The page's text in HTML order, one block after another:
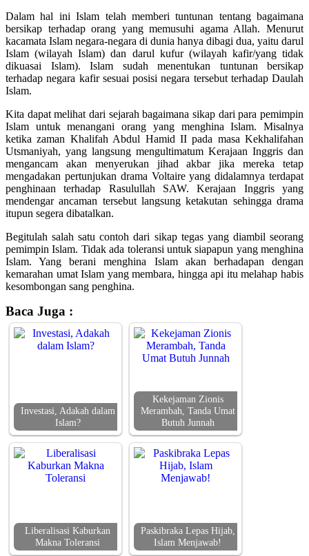
Dalam hal ini Islam telah memberi tuntunan tentang bagaimana
bersikap terhadap orang yang memusuhi agama Allah. Menurut
kacamata Islam negara-negara di dunia hanya dibagi dua, yaitu darul
Islam (wilayah Islam) dan darul kufur (wilayah kafir/yang tidak
dikuasai Islam). Islam sudah menentukan tuntunan bersikap
terhadap negara kafir sesuai posisi negara tersebut terhadap Daulah
Islam.
Kita dapat melihat dari sejarah bagaimana sikap dari para pemimpin
Islam untuk menangani orang yang menghina Islam. Misalnya
ketika zaman Khalifah Abdul Hamid II pada masa Kekhalifahan
Utsmaniyah, yang langsung mengultimatum Kerajaan Inggris dan
mengancam akan menyerukan jihad akbar jika mereka tetap
mengadakan pertunjukan drama Voltaire yang didalamnya terdapat
penghinaan terhadap Rasulullah SAW. Kerajaan Inggris yang
mendengar ancaman tersebut langsung ketakutan sehingga drama
itupun segera dibatalkan.
Begitulah salah satu contoh dari sikap tegas yang diambil seorang
pemimpin Islam. Tidak ada toleransi untuk siapapun yang menghina
Islam. Yang berani menghina Islam akan berhadapan dengan
kemarahan umat Islam yang membara, hingga api itu melahap habis
kesombongan sang penghina.
Baca Juga :
Investasi, Adakah dalam
Islam?
Kekejaman Zionis
Merambah, Tanda Umat
Butuh Junnah
Liberalisasi Kaburkan
Makna Toleransi
Paskibraka Lepas Hijab,
Islam Menjawab!